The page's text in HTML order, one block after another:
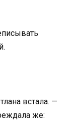
встала. —
же: